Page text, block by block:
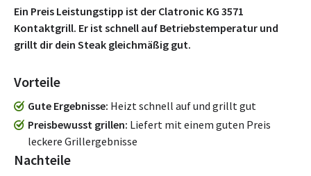
Ein Preis Leistungstipp ist der Clatronic KG 3571
Kontaktgrill. Er ist schnell auf Betriebstemperatur und
grillt dir dein Steak gleichmäßig gut.
Vorteile
Gute Ergebnisse Heizt schnell auf und grillt gut
Preisbewusst grillen Liefert mit einem guten Preis
leckere Grillergebnisse
Nachteile